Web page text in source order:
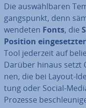
Die aus­wähl­ba­ren
gangs­punkt, denn
wen­de­ten Fonts, die
Position
Tool jederzeit auf
Darüber hinaus setzt
nen, die bei Layout-
tung oder Social-
Prozesse